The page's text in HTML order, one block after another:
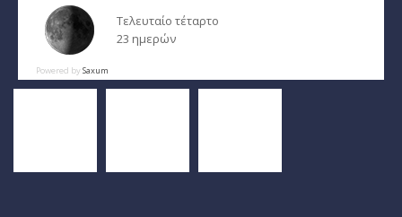
Τελευταίο τέταρτο
23 ημερών
Powered bySaxum